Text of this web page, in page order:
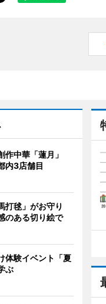
作中華「蓮月」
内3店舗目
打毬」がお守り
ある切り絵で
体験イベント「夏
ぶ